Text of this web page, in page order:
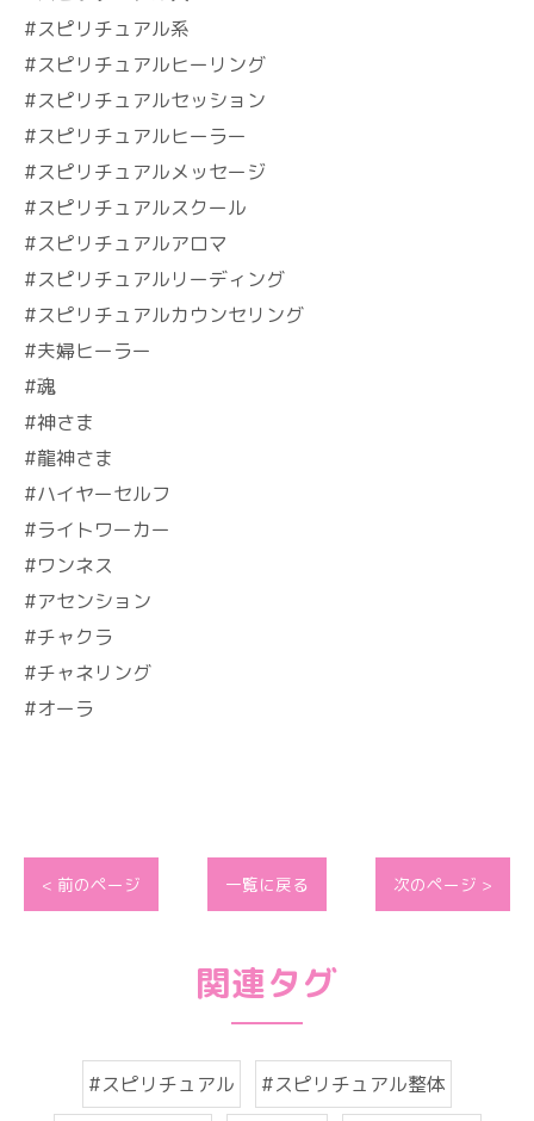
#スピリチュアル系
#スピリチュアルヒーリング
#スピリチュアルセッション
#スピリチュアルヒーラー
#スピリチュアルメッセージ
#スピリチュアルスクール
#スピリチュアルアロマ
#スピリチュアルリーディング
#スピリチュアルカウンセリング
#夫婦ヒーラー
#魂
#神さま
#龍神さま
#ハイヤーセルフ
#ライトワーカー
#ワンネス
#アセンション
#チャクラ
#チャネリング
#オーラ
< 前のページ 一覧に戻る 次のページ >
関連タグ
#スピリチュアル #スピリチュアル整体